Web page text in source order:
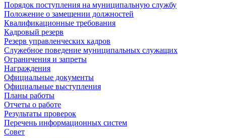
Порядок поступления на муниципальную службу
Положение о замещении должностей
Квалификационные требования
Кадровый резерв
Резерв управленческих кадров
Служебное поведение муниципальных служащих
Ограничения и запреты
Награждения
Официальные документы
Официальные выступления
Планы работы
Отчеты о работе
Результаты проверок
Перечень информационных систем
Совет